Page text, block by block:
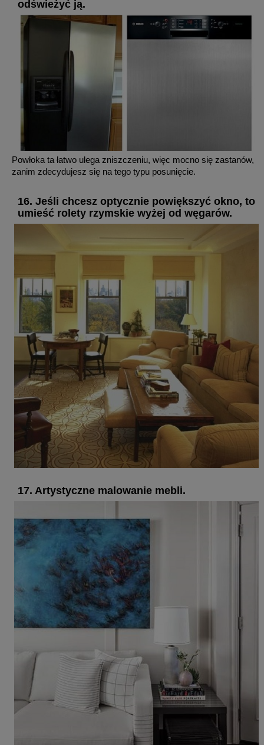
odświeżyć ją.
Powłoka ta łatwo ulega zniszczeniu, więc mocno się zastanów,
zanim zdecydujesz się na tego typu posunięcie.
16. Jeśli chcesz optycznie powiększyć okno, to
umieść rolety rzymskie wyżej od węgarów.
17. Artystyczne malowanie mebli.